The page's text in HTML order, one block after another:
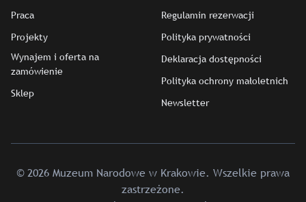
Praca
Projekty
Wynajem i oferta na
zamówienie
Sklep
Regulamin rezerwacji
Polityka prywatności
Deklaracja dostępności
Polityka ochrony małoletnich
Newsletter
© 2026 Muzeum Narodowe w Krakowie. Wszelkie prawa
zastrzeżone.